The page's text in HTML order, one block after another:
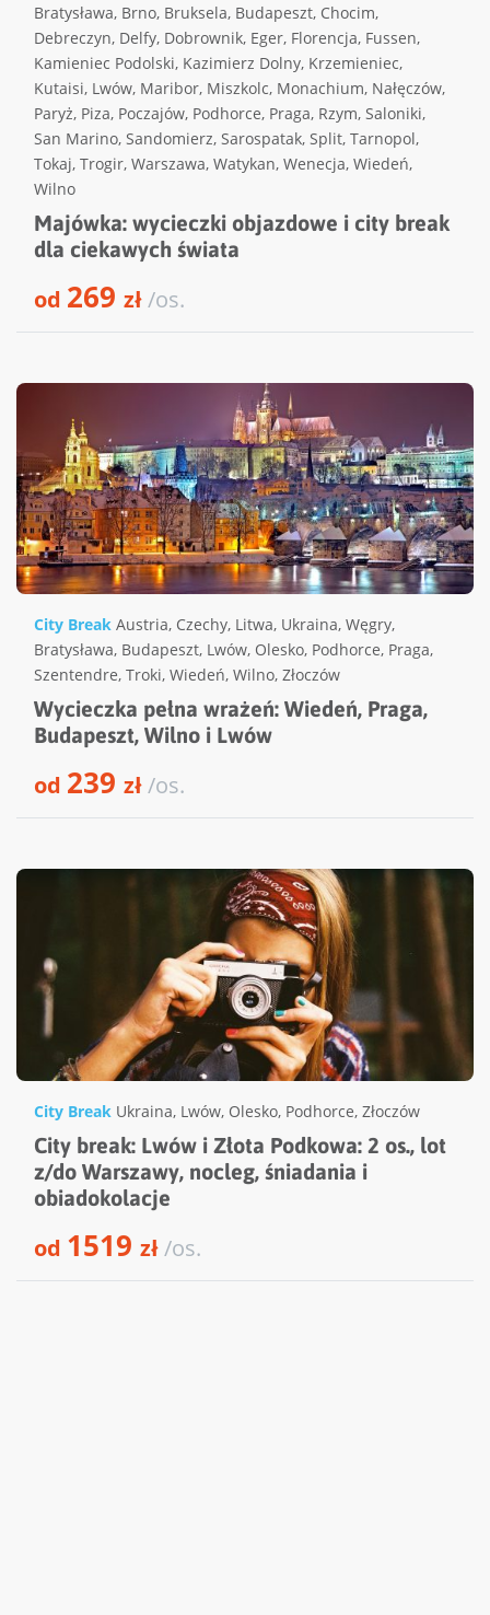
Bratysława, Brno, Bruksela, Budapeszt, Chocim,
Debreczyn, Delfy, Dobrownik, Eger, Florencja, Fussen,
Kamieniec Podolski, Kazimierz Dolny, Krzemieniec,
Kutaisi, Lwów, Maribor, Miszkolc, Monachium, Nałęczów,
Paryż, Piza, Poczajów, Podhorce, Praga, Rzym, Saloniki,
San Marino, Sandomierz, Sarospatak, Split, Tarnopol,
Tokaj, Trogir, Warszawa, Watykan, Wenecja, Wiedeń,
Wilno
Majówka: wycieczki objazdowe i city break
dla ciekawych świata
od 269 zł/os.
City Break Austria, Czechy, Litwa, Ukraina, Węgry,
Bratysława, Budapeszt, Lwów, Olesko, Podhorce, Praga,
Szentendre, Troki, Wiedeń, Wilno, Złoczów
Wycieczka pełna wrażeń: Wiedeń, Praga,
Budapeszt, Wilno i Lwów
od 239 zł/os.
City Break Ukraina, Lwów, Olesko, Podhorce, Złoczów
City break: Lwów i Złota Podkowa: 2 os., lot
z/do Warszawy, nocleg, śniadania i
obiadokolacje
od 1519 zł/os.